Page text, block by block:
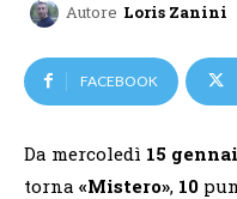
Autore Loris Zanini
FACEBOOK
Da mercoledì 15
torna «Mistero», 10